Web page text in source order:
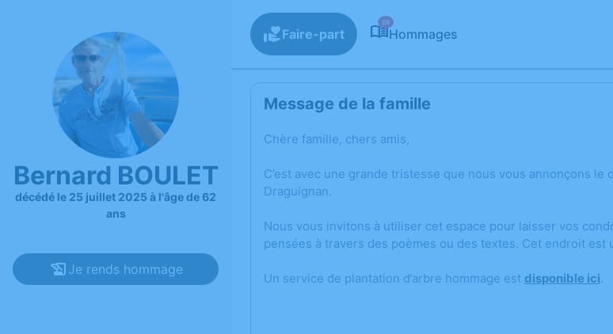
Bernard BOULET
décédé le 25 juillet 2025 à l'âge de 62
ans
Je rends hommage
Faire-part
28
Hommages
Message de la famille
Chère famille, chers amis,
C’est avec une grande tristesse que nous vous annonçons
Draguignan.
Nous vous invitons à utiliser cet espace pour laisser vos
pensées à travers des poèmes ou des textes. Cet endroit
Un service de plantation d’arbre hommage est disponible ici.